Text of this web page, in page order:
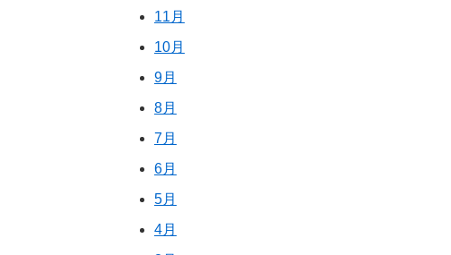
11月
10月
9月
8月
7月
6月
5月
4月